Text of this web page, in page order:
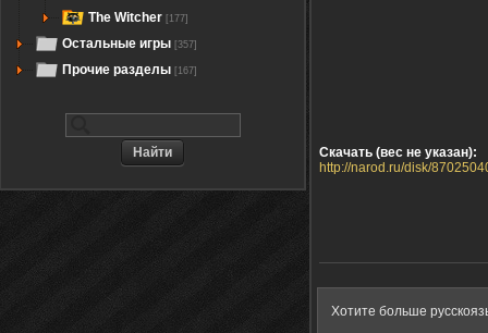
The Witcher [177]
Остальные игры [357]
Прочие разделы [167]
Скачать (вес не указан):
http://narod.ru/disk/
Хотите больше